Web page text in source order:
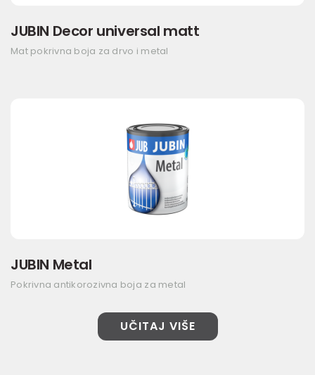
JUBIN Decor universal matt
Mat pokrivna boja za drvo i metal
JUBIN Metal
Pokrivna antikorozivna boja za metal
UČITAJ VIŠE